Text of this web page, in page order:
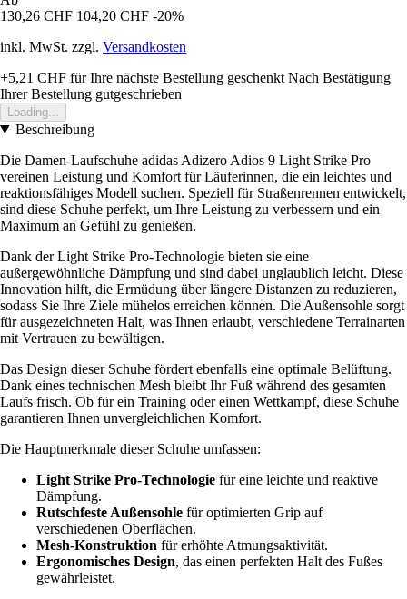
130,26 CHF 104,20 CHF -20%
inkl. MwSt. zzgl. Versandkosten
+5,21 CHF für Ihre nächste Bestellung geschenkt Nach Bestätigung
Ihrer Bestellung gutgeschrieben
Loading...
Beschreibung
Die Damen-Laufschuhe adidas Adizero Adios 9 Light Strike Pro
vereinen Leistung und Komfort für Läuferinnen, die ein leichtes und
reaktionsfähiges Modell suchen. Speziell für Straßenrennen entwickelt,
sind diese Schuhe perfekt, um Ihre Leistung zu verbessern und ein
Maximum an Gefühl zu genießen.
Dank der Light Strike Pro-Technologie bieten sie eine
außergewöhnliche Dämpfung und sind dabei unglaublich leicht. Diese
Innovation hilft, die Ermüdung über längere Distanzen zu reduzieren,
sodass Sie Ihre Ziele mühelos erreichen können. Die Außensohle sorgt
für ausgezeichneten Halt, was Ihnen erlaubt, verschiedene Terrainarten
mit Vertrauen zu bewältigen.
Das Design dieser Schuhe fördert ebenfalls eine optimale Belüftung.
Dank eines technischen Mesh bleibt Ihr Fuß während des gesamten
Laufs frisch. Ob für ein Training oder einen Wettkampf, diese Schuhe
garantieren Ihnen unvergleichlichen Komfort.
Die Hauptmerkmale dieser Schuhe umfassen:
Light Strike Pro-Technologie für eine leichte und reaktive
Dämpfung.
Rutschfeste Außensohle für optimierten Grip auf
verschiedenen Oberflächen.
Mesh-Konstruktion für erhöhte Atmungsaktivität.
Ergonomisches Design, das einen perfekten Halt des Fußes
gewährleistet.